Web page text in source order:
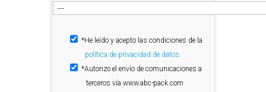
*He leído y acepto las condiciones de la
política de privacidad de datos.
*Autorizo el envío de comunicaciones a
terceros vía www.abc-pack.com